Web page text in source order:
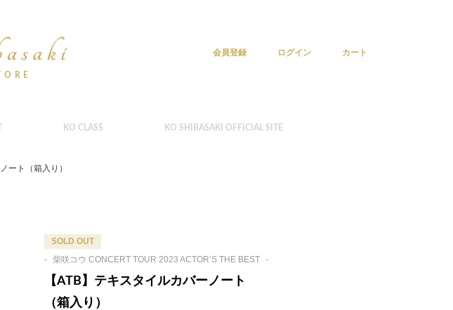
会員登録 ログイン カート
KO CLASS KO SHIBASAKI OFFICIAL SITE
ート（箱入り）
SOLD OUT
-
柴咲コウ CONCERT TOUR 2023 ACTOR’S THE BEST -
【ATB】テキスタイルカバーノート
（箱入り）